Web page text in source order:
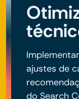
ajustes de
do Search